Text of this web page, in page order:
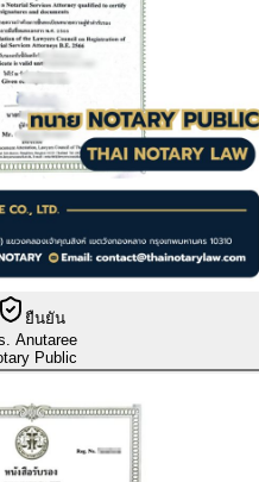
ยืนยัน
Anutaree
Public